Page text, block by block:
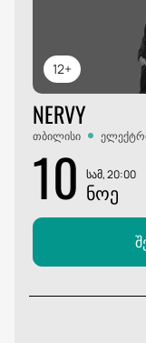
12+
NERVY
თბილისი
10 სამ, 20:00
ᲜᲝᲔ